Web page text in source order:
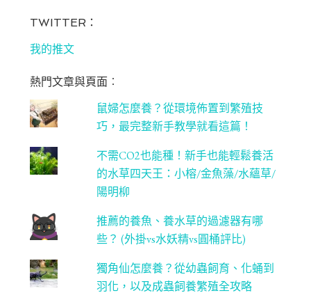
bo
ok
ag
m
C
ha
n
ne
l
TWITTER：
我的推文
熱門文章與頁面︰
鼠婦怎麼養？從環境佈置到繁殖技
巧，最完整新手教學就看這篇！
不需CO2也能種！新手也能輕鬆養活
的水草四天王：小榕/金魚藻/水蘊草/
陽明柳
推薦的養魚、養水草的過濾器有哪
些？ (外掛vs水妖精vs圓桶評比)
獨角仙怎麼養？從幼蟲飼育、化蛹到
羽化，以及成蟲飼養繁殖全攻略